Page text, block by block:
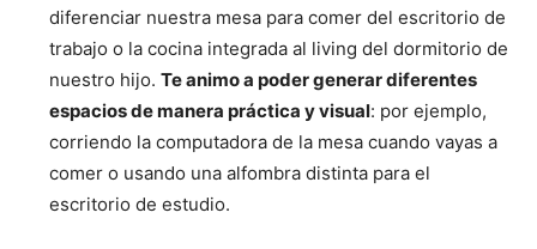
diferenciar nuestra mesa para comer del escritorio de
trabajo o la cocina integrada al living del dormitorio de
nuestro hijo. Te animo a poder generar diferentes
espacios de manera práctica y visual: por ejemplo,
corriendo la computadora de la mesa cuando vayas a
comer o usando una alfombra distinta para el
escritorio de estudio.